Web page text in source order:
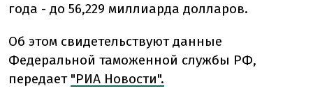
года - до 56,229 миллиарда долларов.
Об этом свидетельствуют данные
Федеральной таможенной службы РФ,
передает "РИА Новости".